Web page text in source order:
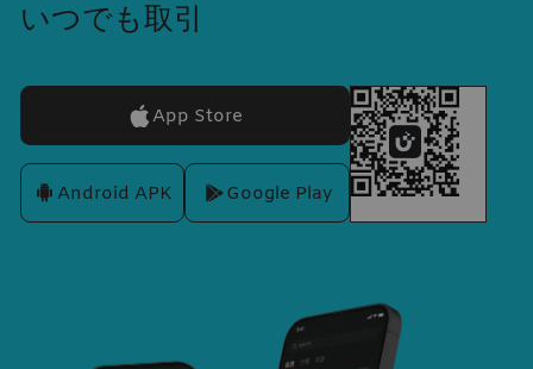
いつでも取引
App Store
Android APK Google Play